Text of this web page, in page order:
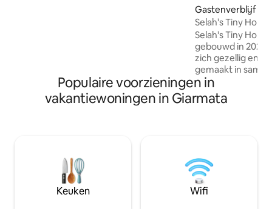
Gastenverblijf in
Selah's Tiny Home
Selah's Tiny Home is een houten
gebouwd in
zich gezellig en
gemaakt in
Design, bedrijf
meubelmerk. Het
de luchthaven.
lang te blijven als
wat je nodig hebt,
verheug je in
Populaire voorzieningen in
vakantiewoningen in Giarmata
Keuken Wifi